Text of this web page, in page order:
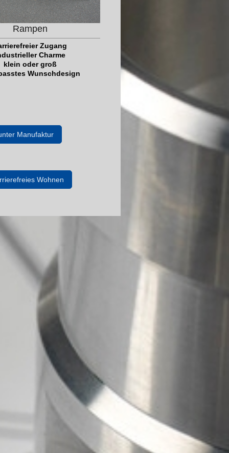
Rampen
Zugang
Charme
klein oder groß
Wunschdesign
Manufaktur
Wohnen